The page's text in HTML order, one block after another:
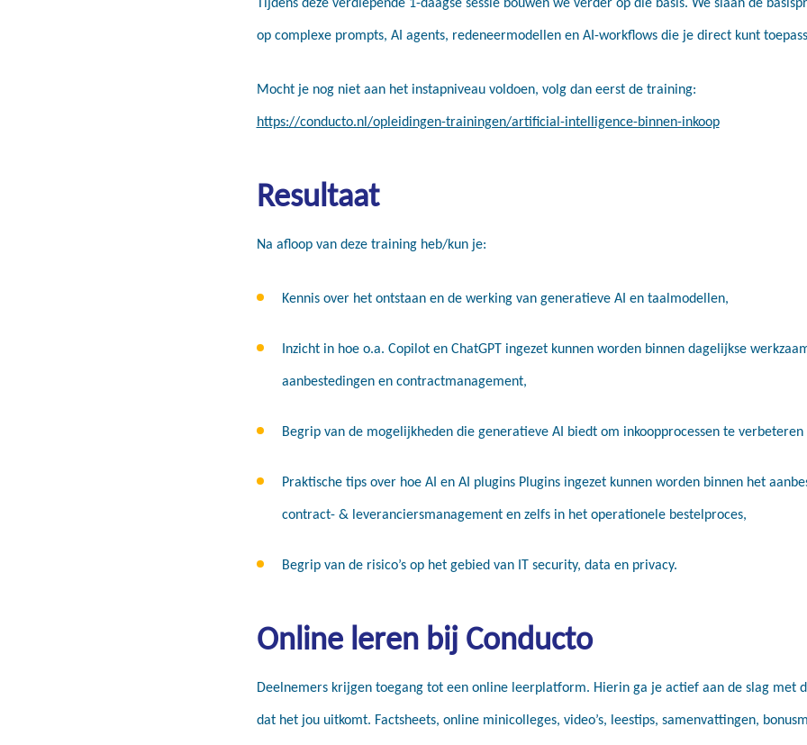
op complexe prompts, AI agents, redeneermodellen en AI-workflows die je direct kunt
Mocht je nog niet aan het instapniveau voldoen, volg dan eerst de training:
https://conducto.nl/opleidingen-trainingen/artificial-intelligence-binnen-inkoop
Resultaat
Na afloop van deze training heb/kun je:
Kennis over het ontstaan en de werking van generatieve AI en taalmodellen,
Inzicht in hoe o.a. Copilot en ChatGPT ingezet kunnen worden binnen dagelijkse
aanbestedingen en contractmanagement,
Begrip van de mogelijkheden die generatieve AI biedt om inkoopprocessen te
Praktische tips over hoe AI en AI plugins Plugins ingezet kunnen worden binnen het
contract- & leveranciersmanagement en zelfs in het operationele bestelproces,
Begrip van de risico’s op het gebied van IT security, data en privacy.
Online leren bij Conducto
Deelnemers krijgen toegang tot een online leerplatform. Hierin ga je actief aan de slag met
dat het jou uitkomt. Factsheets, online minicolleges, video’s, leestips, samenvattingen,